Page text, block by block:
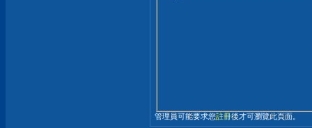
管理員可能要求您註冊後才可瀏覽此頁面。